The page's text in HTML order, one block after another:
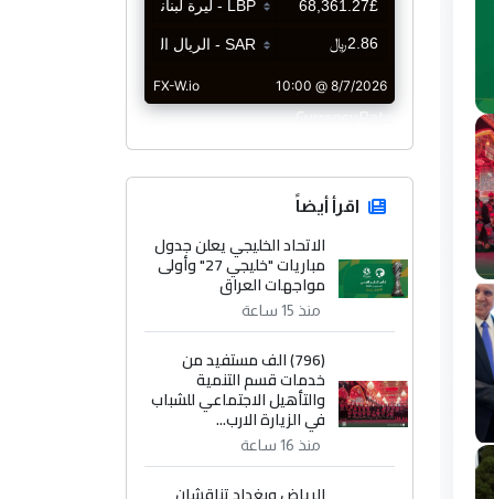
CurrencyRate
اقرأ أيضاً
الاتحاد الخليجي يعلن جدول
مباريات "خليجي 27" وأولى
مواجهات العراق
منذ 15 ساعة
(796) الف مستفيد من
خدمات قسم التنمية
والتأهيل الاجتماعي للشباب
في الزيارة الارب...
منذ 16 ساعة